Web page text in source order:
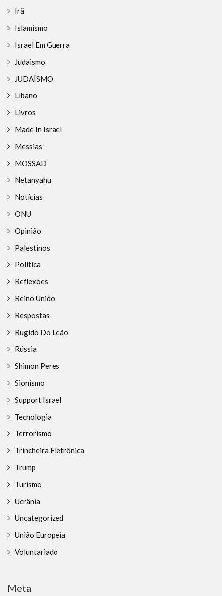
Irã
Islamismo
Israel Em Guerra
Judaismo
JUDAÍSMO
Líbano
Livros
Made In Israel
Messias
MOSSAD
Netanyahu
Notícias
ONU
Opinião
Palestinos
Política
Reflexões
Reino Unido
Respostas
Rugido Do Leão
Rússia
Shimon Peres
Sionismo
Support Israel
Tecnologia
Terrorismo
Trincheira Eletrônica
Trump
Turismo
Ucrânia
Uncategorized
União Europeia
Voluntariado
Meta